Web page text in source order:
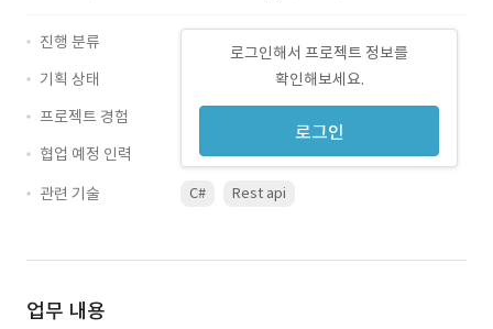
로그인해서 프로젝트 정보를
확인해보세요.
로그인
진행 분류
기획 상태
프로젝트 경험
협업 예정 인력
관련 기술
C# Rest api
업무 내용